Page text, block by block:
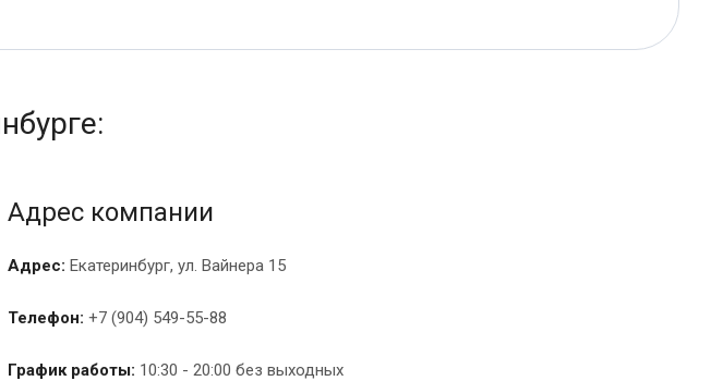
Адрес компании
Адрес: Екатеринбург, ул. Вайнера 15
Телефон: +7 (904) 549-55-88
График работы: 10:30 - 20:00 без выходных